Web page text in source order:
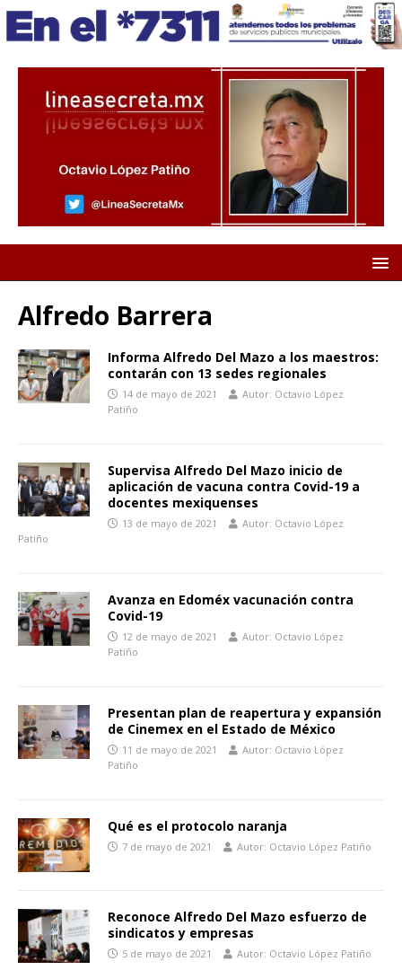
Alfredo Barrera
Informa Alfredo Del Mazo a los maestros:
contarán con 13 sedes regionales
14 de mayo de 2021
Autor: Octavio López
Patiño
Supervisa Alfredo Del Mazo inicio de
aplicación de vacuna contra Covid-19 a
docentes mexiquenses
13 de mayo de 2021
Autor: Octavio López
Patiño
Avanza en Edoméx vacunación contra
Covid-19
12 de mayo de 2021
Autor: Octavio López
Patiño
Presentan plan de reapertura y expansión
de Cinemex en el Estado de México
11 de mayo de 2021
Autor: Octavio López
Patiño
Qué es el protocolo naranja
7 de mayo de 2021 Autor: Octavio López Patiño
Reconoce Alfredo Del Mazo esfuerzo de
sindicatos y empresas
5 de mayo de 2021 Autor: Octavio López Patiño